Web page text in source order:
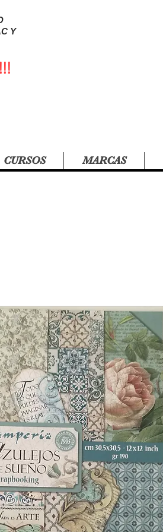
Y
CURSOS MARCAS